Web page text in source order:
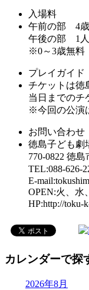
入場料
午前の部 4歳
午後の部 1人
※0～3歳無料
プレイガイド
チケットは徳
当日までのチ
※今回の公演
お問い合わせ
徳島子ども劇
770-0822 徳
TEL:088-626-
E-
OPEN:火、水
HP:http://toku-
カレンダーで探
2026年8月